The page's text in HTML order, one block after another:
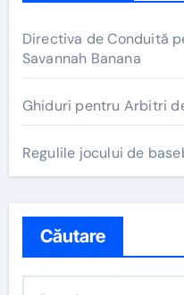
Directiva de Conduită
Savannah Banana
Ghiduri pentru Arbitri
Regulile jocului de
Căutare